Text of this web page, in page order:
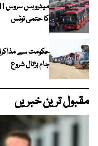
کا حتمی نوٹس
حکومت سے
جام ہڑتال شروع
مقبول ترین خبریں